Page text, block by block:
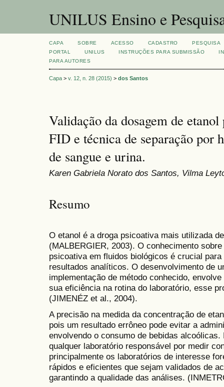
UNILUS Ensino e
CAPA SOBRE ACESSO CADASTRO
PESQUISA
PORTAL
UNILUS INSTRUÇÕES PARA SUBMISSÃO
PARA AUTORES
Capa > v. 12, n. 28 (2015) > dos Santos
Validação da dosagem de
FID e técnica de separação por
de sangue e urina.
Karen Gabriela Norato dos Santos, Vilma
Resumo
O etanol é a droga psicoativa mais utilizada
(MALBERGIER, 2003). O conhecimento
psicoativa em fluidos biológicos é crucial
resultados analíticos. O desenvolvimento de
implementação de método conhecido,
sua eficiência na rotina do laboratório, esse
(JIMENÉZ et al., 2004).
A precisão na medida da concentração de
pois um resultado errôneo pode evitar a
envolvendo o consumo de bebidas
qualquer laboratório responsável por medir
principalmente os laboratórios de interesse
rápidos e eficientes que sejam validados de
garantindo a qualidade das análises.